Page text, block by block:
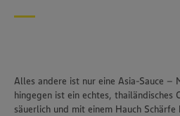
Alles andere ist nur eine Asia-Sauce –
hingegen ist ein echtes,
säuerlich und mit einem Hauch